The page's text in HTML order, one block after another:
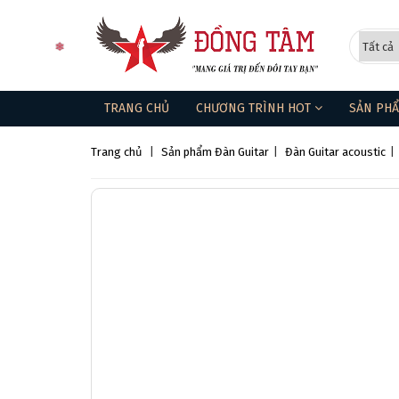
TRANG CHỦ CHƯƠNG TRÌNH HOT SẢN
Trang chủ Sản phẩm Đàn Guitar Đàn Guitar acoustic